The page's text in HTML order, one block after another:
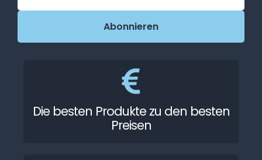
Die besten Produkte zu den besten
Preisen